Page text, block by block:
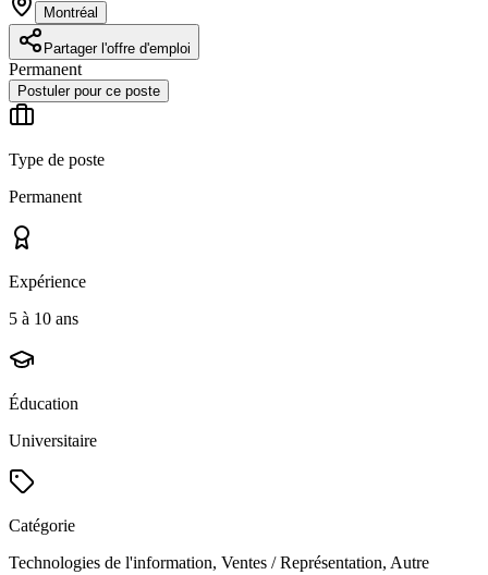
Montréal
Partager l'offre d'emploi
Permanent
Postuler pour ce poste
Type de poste
Permanent
Expérience
5 à 10 ans
Éducation
Universitaire
Catégorie
Technologies de l'information, Ventes / Représentation, Autre